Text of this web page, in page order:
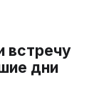
встречу
дни